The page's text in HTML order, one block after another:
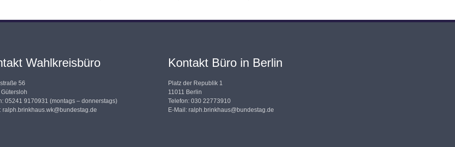
Wahlkreisbüro
56
05241 9170931 (montags – donnerstags)
ralph.brinkhaus.wk@bundestag.de
Kontakt Büro in Berlin
Platz der Republik 1
11011 Berlin
Telefon: 030 22773910
E-Mail: ralph.brinkhaus@bundestag.de